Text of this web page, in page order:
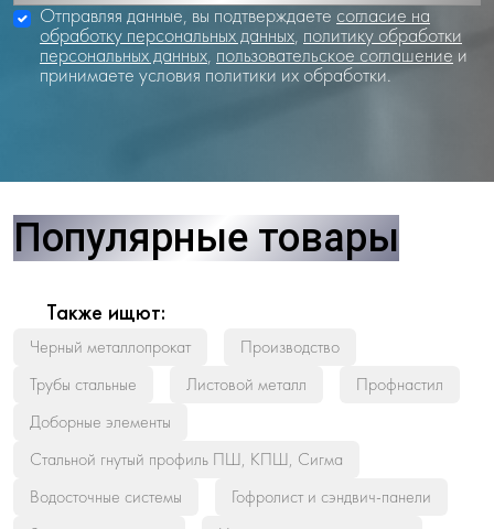
Отправляя данные, вы подтверждаете согласие на
обработку персональных данных, политику обработки
персональных данных, пользовательское соглашение и
принимаете условия политики их обработки.
Популярные товары
Также ищют:
Черный металлопрокат
Производство
Трубы стальные
Листовой металл
Профнастил
Доборные элементы
Стальной гнутый профиль ПШ, КПШ, Сигма
Водосточные системы
Гофролист и сэндвич-панели